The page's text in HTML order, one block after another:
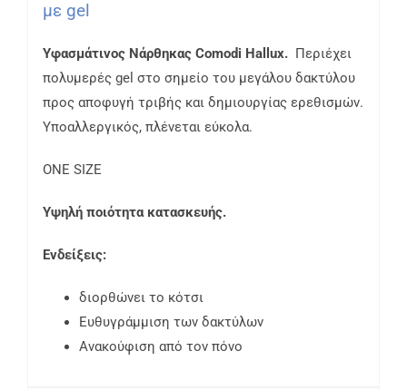
με gel
Υφασμάτινος Νάρθηκας Comodi Hallux. Περιέχει
πολυμερές gel στο σημείο του μεγάλου δακτύλου
προς αποφυγή τριβής και δημιουργίας ερεθισμών.
Υποαλλεργικός, πλένεται εύκολα.
ONE SIZE
Υψηλή ποιότητα κατασκευής.
Ενδείξεις:
διορθώνει το κότσι
Ευθυγράμμιση των δακτύλων
Ανακούφιση από τον πόνο